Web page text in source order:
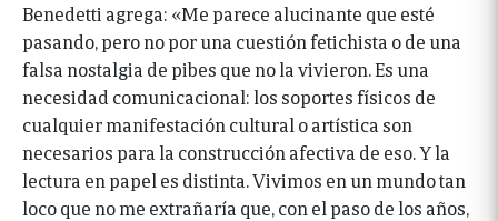
Benedetti agrega: «Me parece alucinante que esté
pasando, pero no por una cuestión fetichista o de una
falsa nostalgia de pibes que no la vivieron. Es una
necesidad comunicacional: los soportes físicos de
cualquier manifestación cultural o artística son
necesarios para la construcción afectiva de eso. Y la
lectura en papel es distinta. Vivimos en un mundo tan
loco que no me extrañaría que, con el paso de los años,